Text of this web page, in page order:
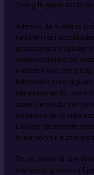
Dios y tu genio están
Además de nuestras
también hay
practicar para ayudar
desesperanza o de
a escribir una carta a
felicitación para
pensando en ti». Una
casero enviado por
poderosa de la vieja
En lugar de sentirte
hacer sonreír a otra
Da un paseo al aire
manzana, y procura